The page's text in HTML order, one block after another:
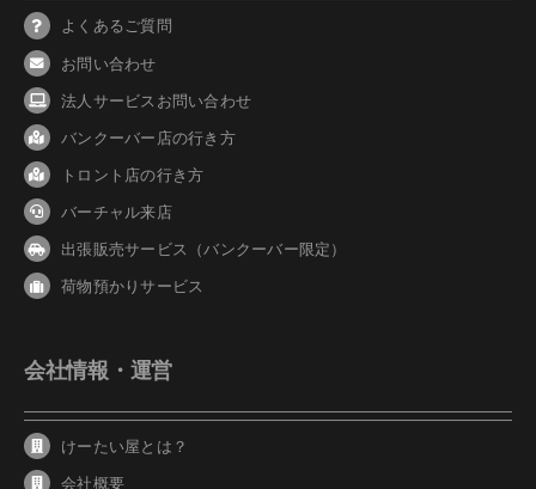
よくあるご質問
お問い合わせ
法人サービスお問い合わせ
バンクーバー 店の行き方
トロント店の行き方
バーチャル来店
出張販売サービス（バンクーバー限定）
荷物預かりサービス
会社情報・運営
けーたい屋とは？
会社概要